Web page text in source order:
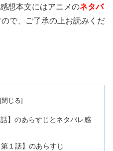
想本文にはアニメのネタバ
で、ご了承の上お読みくだ
】のあらすじとネタバレ感
１話】のあらすじ